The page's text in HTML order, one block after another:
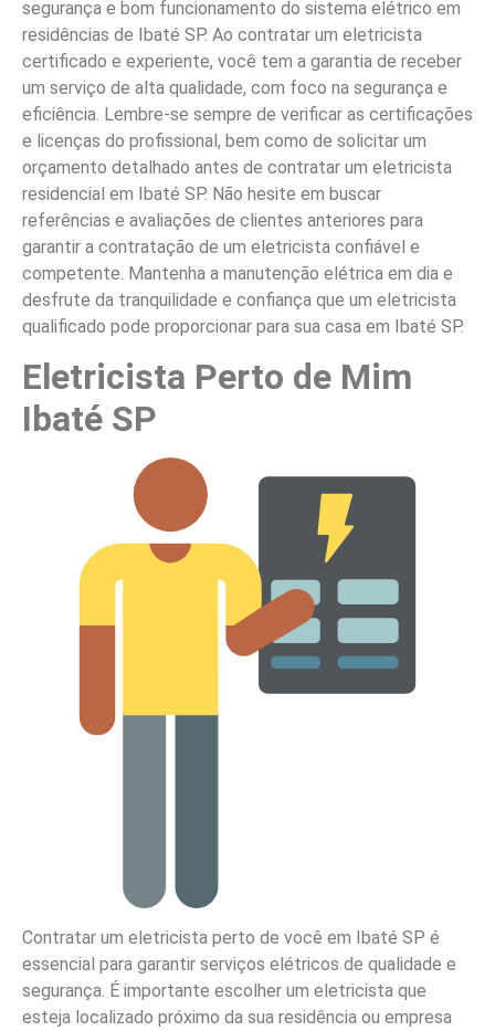
segurança e bom funcionamento do sistema elétrico em
residências de Ibaté SP. Ao contratar um eletricista
certificado e experiente, você tem a garantia de receber
um serviço de alta qualidade, com foco na segurança e
eficiência. Lembre-se sempre de verificar as certificações
e licenças do profissional, bem como de solicitar um
orçamento detalhado antes de contratar um eletricista
residencial em Ibaté SP. Não hesite em buscar
referências e avaliações de clientes anteriores para
garantir a contratação de um eletricista confiável e
competente. Mantenha a manutenção elétrica em dia e
desfrute da tranquilidade e confiança que um eletricista
qualificado pode proporcionar para sua casa em Ibaté SP.
Eletricista Perto de Mim
Ibaté SP
Contratar um eletricista perto de você em Ibaté SP é
essencial para garantir serviços elétricos de qualidade e
segurança. É importante escolher um eletricista que
esteja localizado próximo da sua residência ou empresa